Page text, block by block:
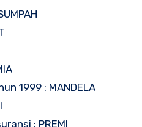
1999 : MANDELA
: PREMI